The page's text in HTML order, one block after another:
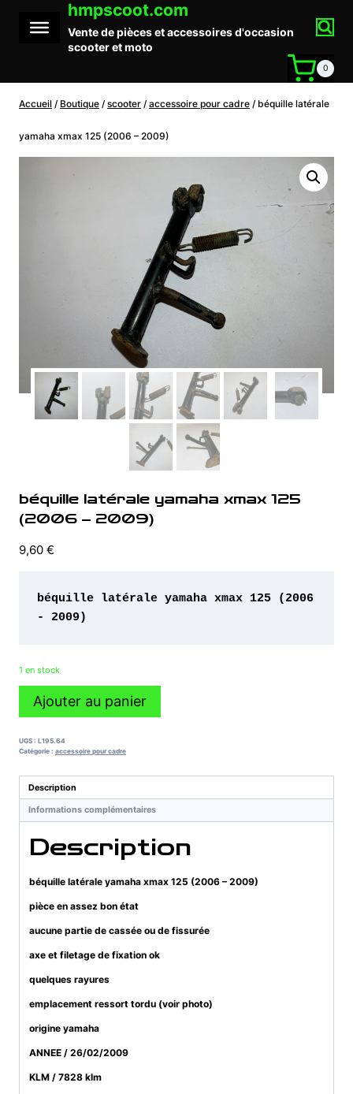
contenu
hmpscoot.com
Vente de pièces et accessoires d'occasion
scooter et moto
0
Accueil / Boutique / scooter / accessoire pour cadre / béquille latérale
yamaha xmax 125 (2006 – 2009)
béquille latérale yamaha xmax 125
(2006 – 2009)
9,60 €
béquille latérale yamaha xmax 125 (2006
- 2009)
1 en stock
quantité
latérale
yamaha
125
(2006
Ajouter au panier
UGS : L195.64
Catégorie : accessoire pour cadre
Description
Informations complémentaires
Description
béquille latérale yamaha xmax 125 (2006 – 2009)
pièce en assez bon état
aucune partie de cassée ou de fissurée
axe et filetage de fixation ok
quelques rayures
emplacement ressort tordu (voir photo)
origine yamaha
ANNEE / 26/02/2009
KLM / 7828 klm